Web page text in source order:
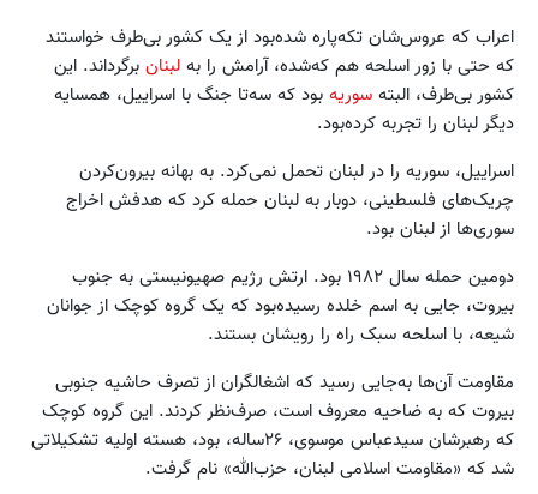
اعراب که عروس‌شان تکه‌پاره شده‌بود از یک کشور بی‌طرف خواستند
که حتی با زور اسلحه هم که‌شده، آرامش را به لبنان برگرداند. این
کشور بی‌طرف، البته سوریه بود که سه‌تا جنگ با اسراییل، همسایه
دیگر لبنان را تجربه کرده‌بود.
اسراییل، سوریه را در لبنان تحمل نمی‌کرد. به بهانه بیرون‌کردن
چریک‌های فلسطینی، دوبار به لبنان حمله کرد که هدفش اخراج
سوری‌ها از لبنان بود.
دومین حمله سال ۱۹۸۲ بود. ارتش رژیم صهیونیستی به جنوب
بیروت، جایی به اسم خلده رسیده‌بود که یک گروه کوچک از جوانان
شیعه، با اسلحه سبک راه را رویشان بستند.
مقاومت آن‌ها به‌جایی رسید که اشغالگران از تصرف حاشیه جنوبی
بیروت که به ضاحیه معروف است، صرف‌نظر کردند. این گروه کوچک
که رهبرشان سیدعباس موسوی، ۲۶ساله، بود، هسته اولیه تشکیلاتی
شد که «مقاومت اسلامی لبنان، حزب‌الله» نام گرفت.